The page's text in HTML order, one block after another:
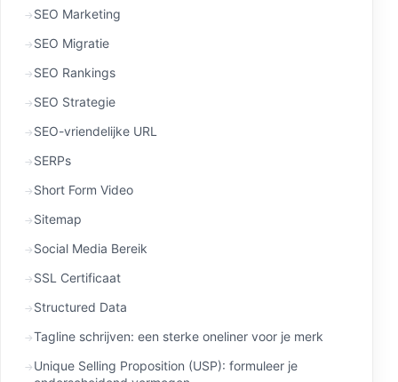
SEO Marketing
SEO Migratie
SEO Rankings
SEO Strategie
SEO-vriendelijke URL
SERPs
Short Form Video
Sitemap
Social Media Bereik
SSL Certificaat
Structured Data
Tagline schrijven: een sterke oneliner voor je merk
Unique Selling Proposition (USP): formuleer je